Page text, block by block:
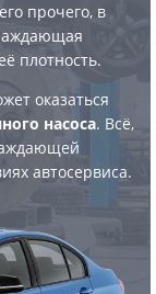
прочего, в
плотность.
оказаться
насоса. Всё,
автосервиса.